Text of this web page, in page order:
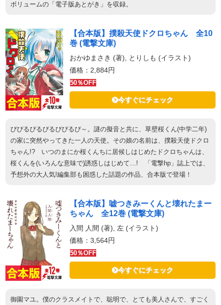
ボリュームの「電子版あとがき」を収録。
【合本版】撲殺天使ドクロちゃん 全10
巻 (電撃文庫)
おかゆまさき (著), とりしも (イラスト)
価格：2,884円
50％OFF
今すぐにチェック
ぴぴるぴるぴるぴぴるぴ～。謎の擬音と共に、草壁桜くん(中学二年)
の家に突然やってきた一人の天使。その娘の名前は、撲殺天使ドクロ
ちゃん!? いつのまにか桜くんちに居候しはじめたドクロちゃんは、
桜くんを(いろんな意味で)誘惑しはじめて…! 「電撃hp」誌上では、
予想外の大人気!編集部も困惑した話題の作品、合本版で登場！
【合本版】嘘つきみーくんと壊れたまー
ちゃん 全12巻 (電撃文庫)
入間 人間 (著), 左 (イラスト)
価格：3,564円
50％OFF
今すぐにチェック
御園マユ。僕のクラスメイトで、聡明で、とても美人さんで、すごく